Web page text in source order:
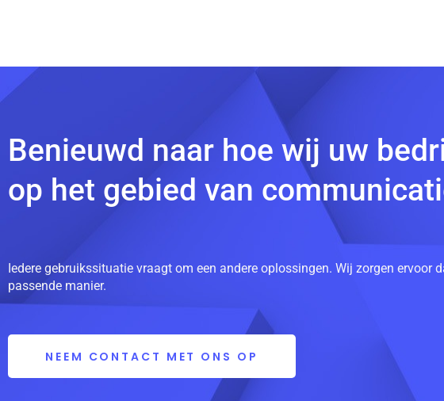
Benieuwd naar hoe wij uw
op het gebied van
Iedere gebruikssituatie vraagt om een andere oplossingen. Wij zorgen
passende manier.
NEEM CONTACT MET ONS OP